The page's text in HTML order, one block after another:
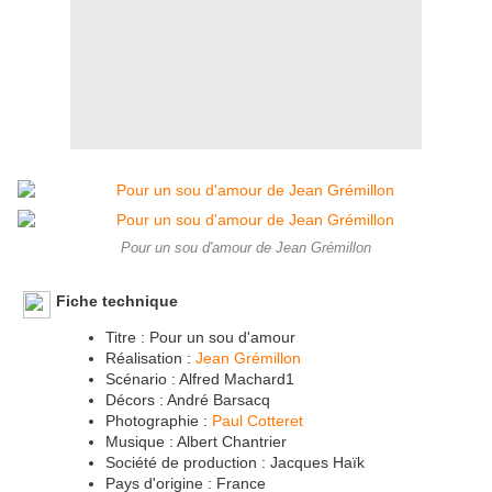
Pour un sou d'amour de Jean Grémillon
Fiche technique
Titre : Pour un sou d'amour
Réalisation : Jean Grémillon
Scénario : Alfred Machard1
Décors : André Barsacq
Photographie : Paul Cotteret
Musique : Albert Chantrier
Société de production : Jacques Haïk
Pays d'origine : France